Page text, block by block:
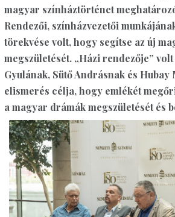
magyar színháztörténet
Rendezői, színházvezetői
törekvése volt, hogy segítse az új
megszületését. „Házi rendezője”
Gyulának, Sütő Andrásnak és Hubay
elismerés célja, hogy emlékét
a magyar drámák megszületését és